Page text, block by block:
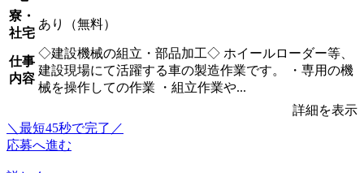
寮・
社宅
あり（無料）
仕事
内容
◇建設機械の組立・部品加工◇ ホイールローダー等、
建設現場にて活躍する車の製造作業です。 ・専用の機
械を操作しての作業 ・組立作業や...
詳細を表示
＼最短45秒で完了／
応募へ進む